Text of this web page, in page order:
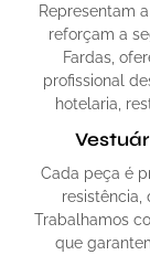
Representam
reforçam a
Fardas,
profissional
hotelaria,
Cada peça é
resistência,
Trabalhamos
que